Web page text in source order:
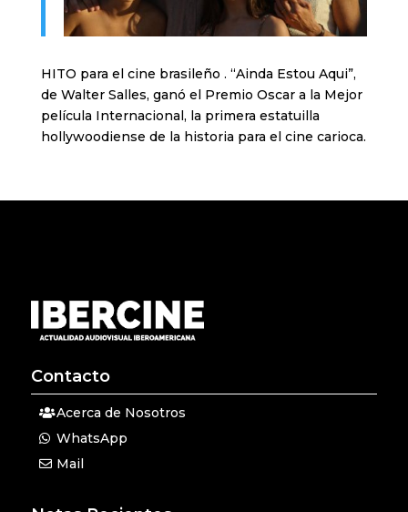
HITO para el cine brasileño . “Ainda Estou Aqui”,
de Walter Salles, ganó el Premio Oscar a la Mejor
película Internacional, la primera estatuilla
hollywoodiense de la historia para el cine carioca.
Contacto
Acerca de Nosotros
WhatsApp
Mail